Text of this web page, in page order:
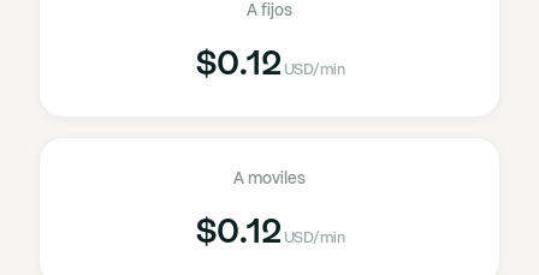
A fijos
$0.12 USD/min
A moviles
$0.12 USD/min